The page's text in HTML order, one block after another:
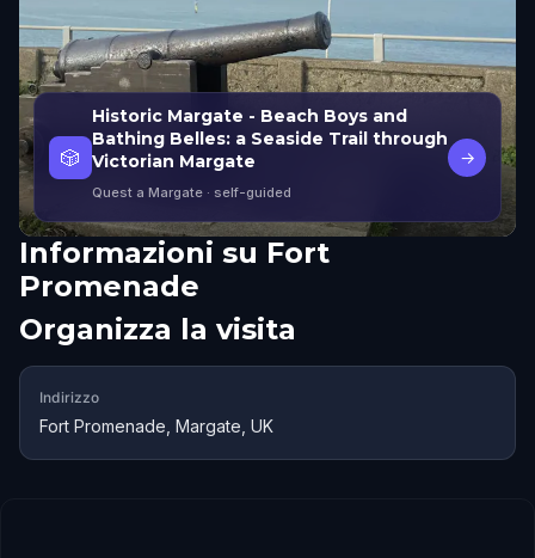
🎲
Historic Margate - Beach Boys and
Bathing Belles: a Seaside Trail through
Victorian Margate
Quest a Margate · self-guided
→
Informazioni su Fort
Promenade
Organizza la visita
Indirizzo
Fort Promenade, Margate, UK